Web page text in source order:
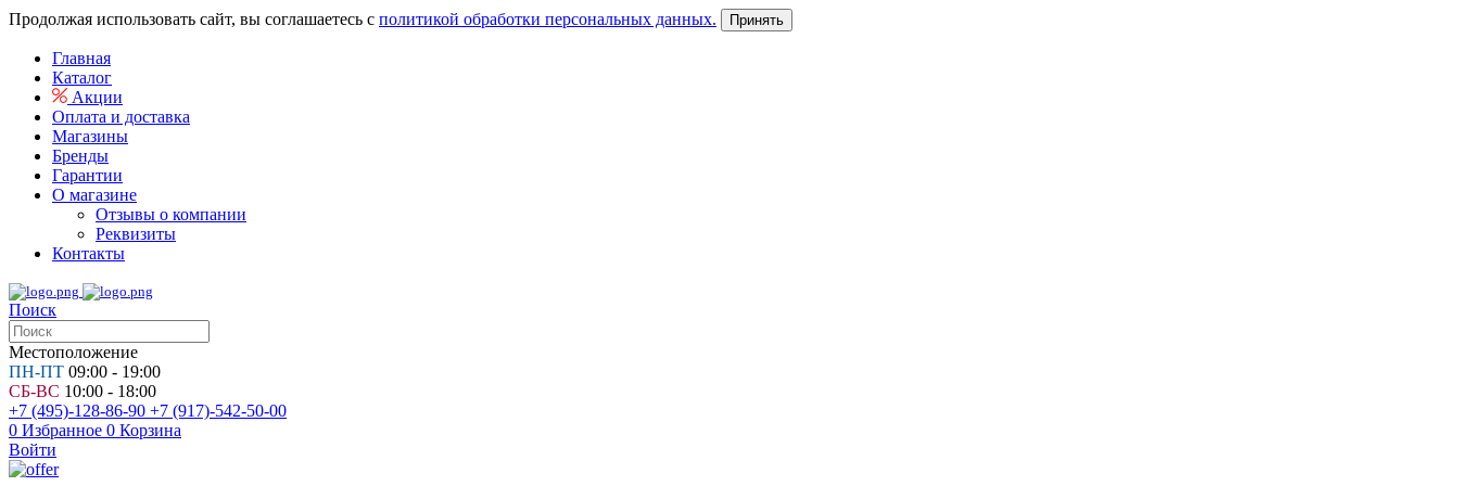
Продолжая использовать сайт, вы соглашаетесь с политикой обработки персональных данных. Принять
Главная
Каталог
Акции
Оплата и доставка
Магазины
Бренды
Гарантии
О магазине
Отзывы о компании
Реквизиты
Контакты
Поиск
Местоположение
ПН-ПТ 09:00 - 19:00
СБ-ВС 10:00 - 18:00
+7 (495)-128-86-90 +7 (917)-542-50-00
0 Избранное 0 Корзина
Войти